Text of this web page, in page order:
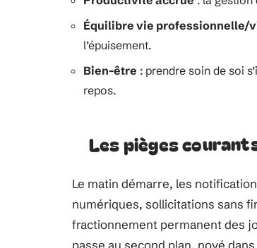
Équilibre vie professionnelle/
l’épuisement.
Bien-être : prendre soin de soi
repos.
Les pièges
Le matin démarre, les
numériques, sollicitations sans
fractionnement permanent des
passe au second plan, noyé